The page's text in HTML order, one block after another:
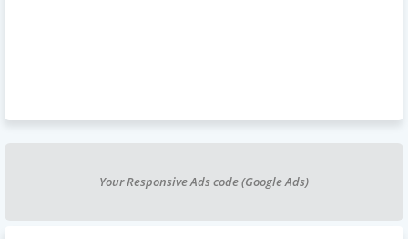
Your Responsive Ads code (Google Ads)